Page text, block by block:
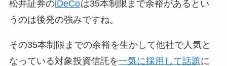
松井証券のiDeCoは35本制限まで余裕があるとい
うのは後発の強みですね。
その35本制限までの余裕を生かして他社で人気と
なっている対象投資信託を一気に採用して話題に